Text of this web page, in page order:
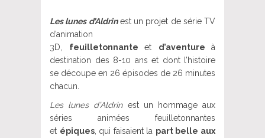
Les lunes d’Aldrinest un projet de série TV
d’animation
3D, feuilletonnante et d’aventure à
destination des 8-10 ans et dont l’histoire
se découpe en 26 épisodes de 26 minutes
chacun.
Les lunes d’Aldrinest un hommage aux
séries animées feuilletonnantes
et épiques, qui faisaient la part belle aux